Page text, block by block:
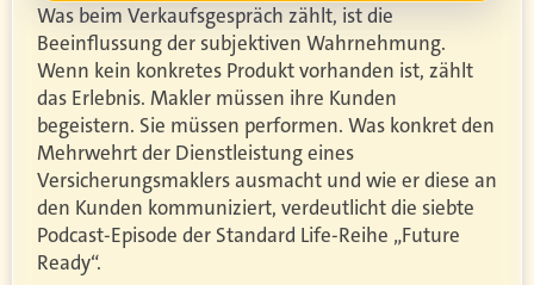
Was beim Verkaufsgespräch zählt, ist die
Beeinflussung der subjektiven Wahrnehmung.
Wenn kein konkretes Produkt vorhanden ist, zählt
das Erlebnis. Makler müssen ihre Kunden
begeistern. Sie müssen performen. Was konkret den
Mehrwehrt der Dienstleistung eines
Versicherungsmaklers ausmacht und wie er diese an
den Kunden kommuniziert, verdeutlicht die siebte
Podcast-Episode der Standard Life-Reihe „Future
Ready“.